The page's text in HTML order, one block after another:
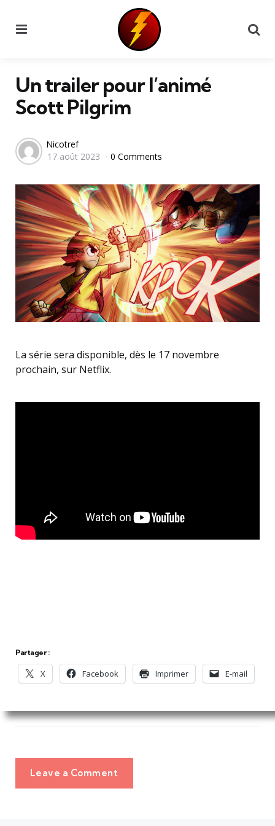
Un trailer pour l’animé
Scott Pilgrim
Posted
by
Nicotref
17 août 2023
0 Comments
La série sera disponible, dès le 17 novembre
prochain, sur Netflix.
Partager :
X Facebook Imprimer E-mail
Leave a Comment